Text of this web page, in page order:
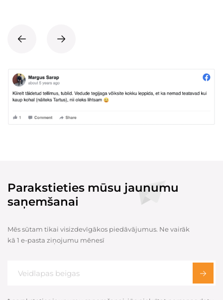
Parakstieties mūsu jaunumu
saņemšanai
Mēs sūtam tikai visizdevīgākos piedāvājumus. Ne vairāk
kā 1 e-pasta ziņojumu mēnesī